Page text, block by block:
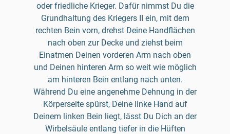
oder friedliche Krieger. Dafür nimmst Du die
Grundhaltung des Kriegers II ein, mit dem
rechten Bein vorn, drehst Deine Handflächen
nach oben zur Decke und ziehst beim
Einatmen Deinen vorderen Arm nach oben
und Deinen hinteren Arm so weit wie möglich
am hinteren Bein entlang nach unten.
Während Du eine angenehme Dehnung in der
Körperseite spürst, Deine linke Hand auf
Deinem linken Bein liegt, lässt Du Dich an der
Wirbelsäule entlang tiefer in die Hüften